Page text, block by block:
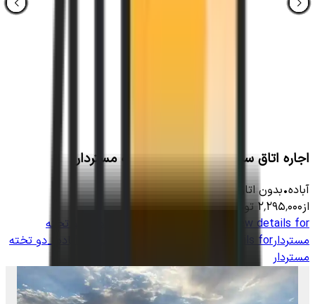
اجاره اتاق سنتی در آباده _ سه تخته مستردار
آباده•بدون اتاق -
15 متر
از۲٬۲۹۵٬۰۰۰ تومان
View details for
اجاره بومگردی سنتی در آباده _دو تخته
مستردارView details for
اجاره بومگردی سنتی در آباده _دو تخته
مستردار